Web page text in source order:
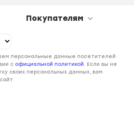
Покупателям
персональные данные посетителей
с официальной политикой. Если вы не
своих персональных данных, вам